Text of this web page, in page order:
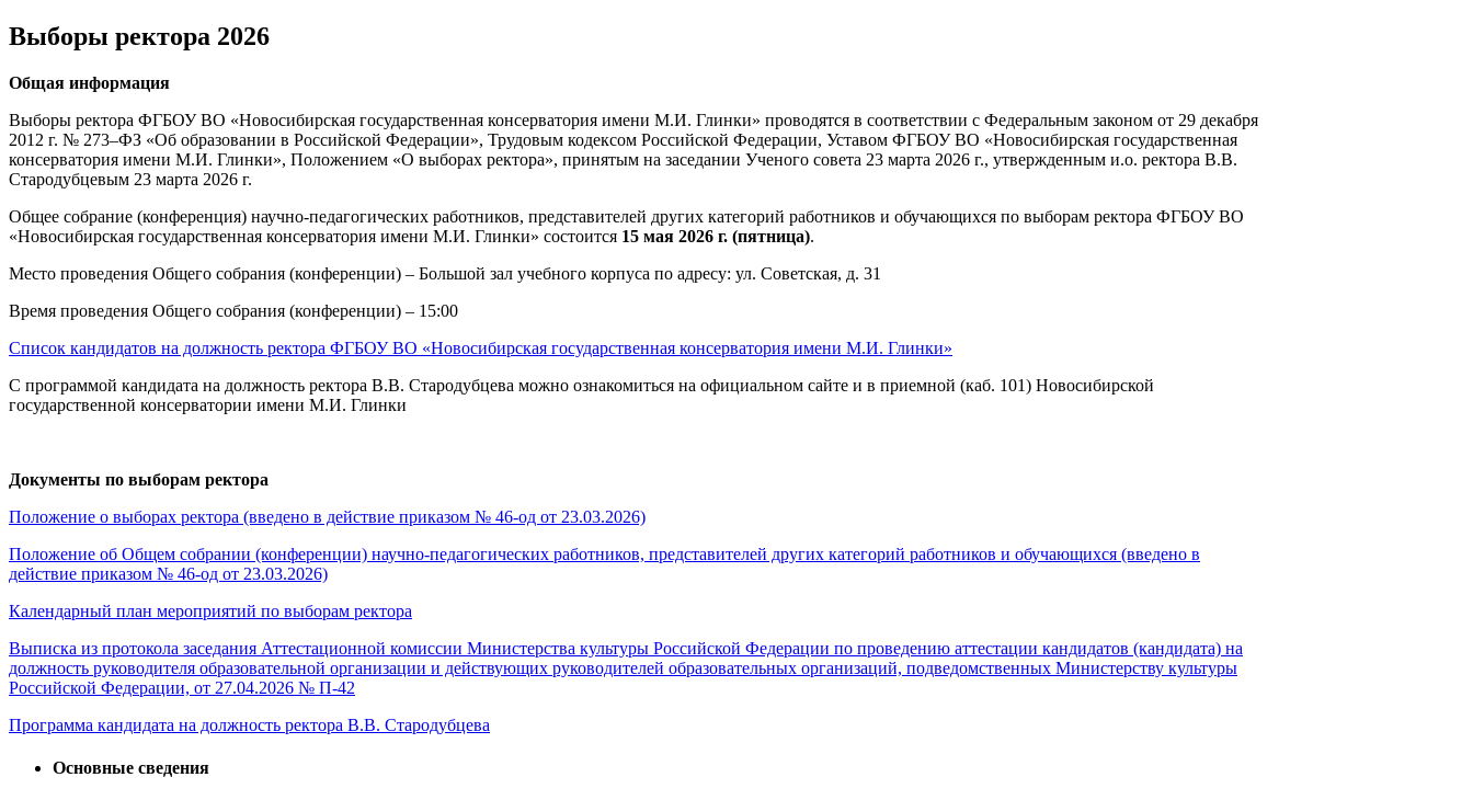
Выборы ректора 2026
Общая информация
Выборы ректора ФГБОУ ВО «Новосибирская государственная консерватория имени М.И. Глинки» проводятся в соответствии с Федеральным законом от 29 декабря
2012 г. № 273–ФЗ «Об образовании в Российской Федерации», Трудовым кодексом Российской Федерации, Уставом ФГБОУ ВО «Новосибирская государственная
консерватория имени М.И. Глинки», Положением «О выборах ректора», принятым на заседании Ученого совета 23 марта 2026 г., утвержденным и.о. ректора В.В.
Стародубцевым 23 марта 2026 г.
Общее собрание (конференция) научно-педагогических работников, представителей других категорий работников и обучающихся по выборам ректора ФГБОУ ВО
«Новосибирская государственная консерватория имени М.И. Глинки» состоится 15 мая 2026 г. (пятница).
Место проведения Общего собрания (конференции) – Большой зал учебного корпуса по адресу: ул. Советская, д. 31
Время проведения Общего собрания (конференции) – 15:00
Список кандидатов на должность ректора ФГБОУ ВО «Новосибирская государственная консерватория имени М.И. Глинки»
С программой кандидата на должность ректора В.В. Стародубцева можно ознакомиться на официальном сайте и в приемной (каб. 101) Новосибирской
государственной консерватории имени М.И. Глинки
Документы по выборам ректора
Положение о выборах ректора (введено в действие приказом № 46-од от 23.03.2026)
Положение об Общем собрании (конференции) научно-педагогических работников, представителей других категорий работников и обучающихся (введено в
действие приказом № 46-од от 23.03.2026)
Календарный план мероприятий по выборам ректора
Выписка из протокола заседания Аттестационной комиссии Министерства культуры Российской Федерации по проведению аттестации кандидатов (кандидата) на
должность руководителя образовательной организации и действующих руководителей образовательных организаций, подведомственных Министерству культуры
Российской Федерации, от 27.04.2026 № П-42
Программа кандидата на должность ректора В.В. Стародубцева
Основные сведения